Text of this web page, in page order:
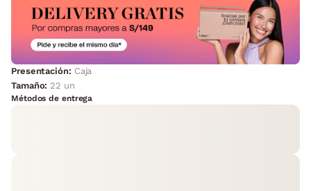
Presentación: Caja
Tamaño: 22 un
Métodos de entrega